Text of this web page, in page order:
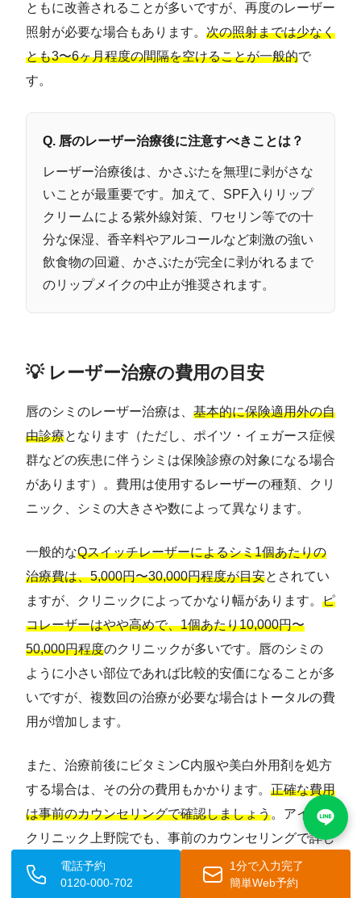
ともに改善されることが多いですが、再度のレーザー
照射が必要な場合もあります。 次の照射までは少なく
とも3〜6ヶ月程度の間隔を空けることが一般的で
す。
Q. 唇のレーザー治療後に注意すべきことは？
レーザー治療後は、かさぶたを無理に剥がさな
いことが最重要です。加えて、SPF入りリップ
クリームによる紫外線対策、ワセリン等での十
分な保湿、香辛料やアルコールなど刺激の強い
飲食物の回避、かさぶたが完全に剥がれるまで
のリップメイクの中止が推奨されます。
💡 レーザー治療の費用の目安
唇のシミのレーザー治療は、 基本的に保険適用外の自
由診療となります（ただし、ポイツ・イェガース症候
群などの疾患に伴うシミは保険診療の対象になる場合
があります）。費用は使用するレーザーの種類、クリ
ニック、シミの大きさや数によって異なります。
一般的なQスイッチレーザーによるシミ1個あたりの
治療費は、5,000円〜30,000円程度が目安とされてい
ますが、クリニックによってかなり幅があります。 ピ
コレーザーはやや高めで、1個あたり10,000円〜
50,000円程度のクリニックが多いです。唇のシミの
ように小さい部位であれば比較的安価になることが多
いですが、複数回の治療が必要な場合はトータルの費
用が増加します。
また、治療前後にビタミンC内服や美白外用剤を処方
する場合は、その分の費用もかかります。 正確な費用
は事前のカウンセリングで確認しましょう。アイシー
クリニック上野院でも、事前のカウンセリングで詳し
い費用をご案内しています。
電話予約
0120-000-702
1分で入力完了
簡単Web予約